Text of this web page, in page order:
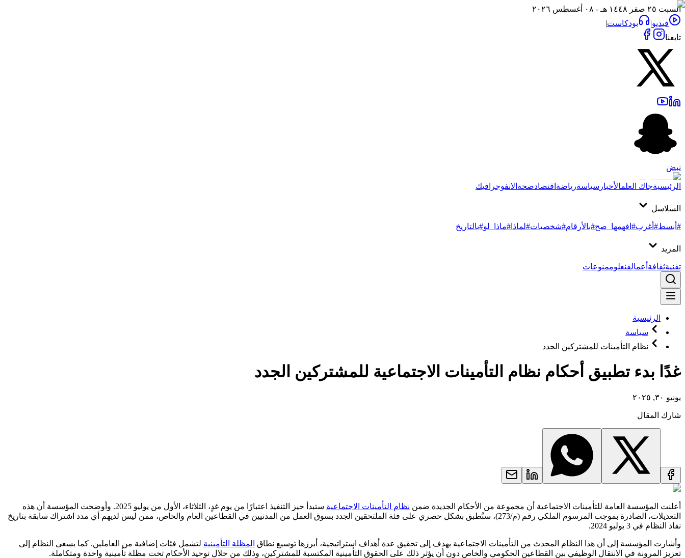
السبت ٢٥ صفر ١٤٤٨ هـ - ٠٨ أغسطس ٢٠٢٦
فيديو| بودكاست|
تابعنا
نبض
الرئيسيةجاك العلمالأخبار سياسةرياضة اقتصادصحة الانفوجرافيك
السلاسل
#أبسط#أغرب#افهمها_صح#بالأرقام#شخصيات#لماذا #ماذا_لو#بالتاريخ
المزيد
تقنيةثقافة أعمالفنعلوممنوعات
الرئيسية
سياسة
نظام التأمينات للمشتركين الجدد
غدًا بدء تطبيق أحكام نظام التأمينات الاجتماعية للمشتركين الجدد
يونيو ٣٠, ٢٠٢٥
شارك المقال
أعلنت المؤسسة العامة للتأمينات الاجتماعية أن مجموعة من الأحكام الجديدة ضمن نظام التأمينات الاجتماعية
ستبدأ حيز التنفيذ اعتبارًا من يوم غدٍ، الثلاثاء، الأول من يوليو 2025. وأوضحت المؤسسة أن هذه
التعديلات، الصادرة بموجب المرسوم الملكي رقم (م/273)، ستُطبق بشكل حصري على فئة الملتحقين الجدد بسوق العمل من المدنيين في القطاعين العام والخاص، ممن ليس لديهم أي مدد اشتراك سابقة بتاريخ
نفاذ النظام في 3 يوليو 2024.
وأشارت المؤسسة إلى أن هذا النظام المحدث من التأمينات الاجتماعية يهدف إلى تحقيق عدة أهداف استراتيجية، أبرزها توسيع نطاق المظلة التأمينية لتشمل فئات إضافية من العاملين. كما يسعى النظام إلى
تعزيز المرونة في الانتقال الوظيفي بين القطاعين الحكومي والخاص دون أن يؤثر ذلك على الحقوق التأمينية المكتسبة للمشتركين، وذلك من خلال توحيد الأحكام تحت مظلة تأمينية واحدة ومتكاملة.